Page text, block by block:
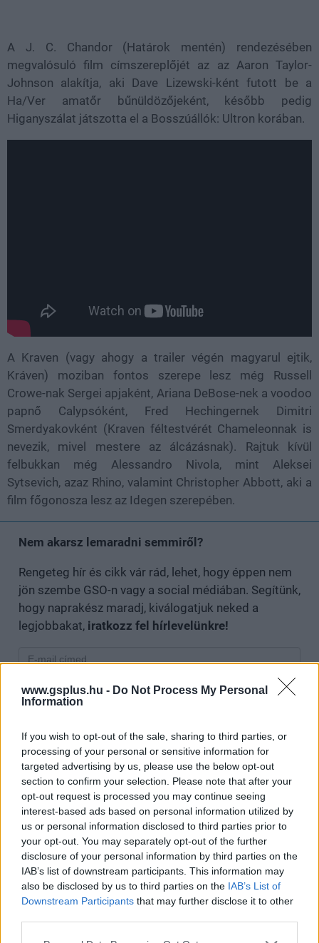
www.gsplus.hu - Do Not Process My Personal
Information
If you wish to opt-out of the sale, sharing to third parties, or
processing of your personal or sensitive information for
targeted advertising by us, please use the below opt-out
section to confirm your selection. Please note that after your
opt-out request is processed you may continue seeing
interest-based ads based on personal information utilized by
us or personal information disclosed to third parties prior to
your opt-out. You may separately opt-out of the further
disclosure of your personal information by third parties on the
IAB’s list of downstream participants. This information may
also be disclosed by us to third parties on the IAB’s List of
Downstream Participants that may further disclose it to other
A J. C. Chandor (Határok mentén) rendezésében
megvalósuló film címszereplőjét az az Aaron Taylor-
Johnson alakítja, aki Dave Lizewski-ként futott be a
Ha/Ver amatőr bűnüldözőjeként, később pedig
Higanyszálat játszotta el a Bosszúállók: Ultron korában.
A Kraven (vagy ahogy a trailer végén magyarul ejtik,
Kráven) moziban fontos szerepe lesz még Russell
Crowe-nak Sergei apjaként, Ariana DeBose-nek a voodoo
papnő Calypsóként, Fred Hechingernek Dimitri
Smerdyakovként (Kraven féltestvérét Chameleonnak is
nevezik, mivel mestere az álcázásnak). Rajtuk kívül
felbukkan még Alessandro Nivola, mint Aleksei
Sytsevich, azaz Rhino, valamint Christopher Abbott, aki a
film főgonosza lesz az Idegen szerepében.
Nem akarsz lemaradni semmiről?
Rengeteg hír és cikk vár rád, lehet, hogy éppen nem
jön szembe GSO-n vagy a social médiában. Segítünk,
hogy naprakész maradj, kiválogatjuk neked a
legjobbakat, iratkozz fel hírlevelünkre!
Kijelentem, hogy azadatkezelési nyilatkozattartalmát
megismertem és azt elfogadom.
Feliratkozom
SMASH by Meló-Diák: Homok, zene és a nyár legjobb
hangulata – Jön a második forduló! (X)
Július végén folytatódik a balatoni strandröplabda-
sorozat.